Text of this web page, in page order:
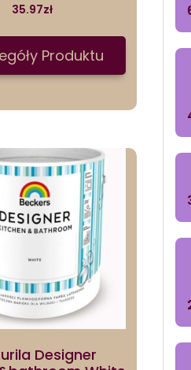
35.97zł
Produktu
Designer